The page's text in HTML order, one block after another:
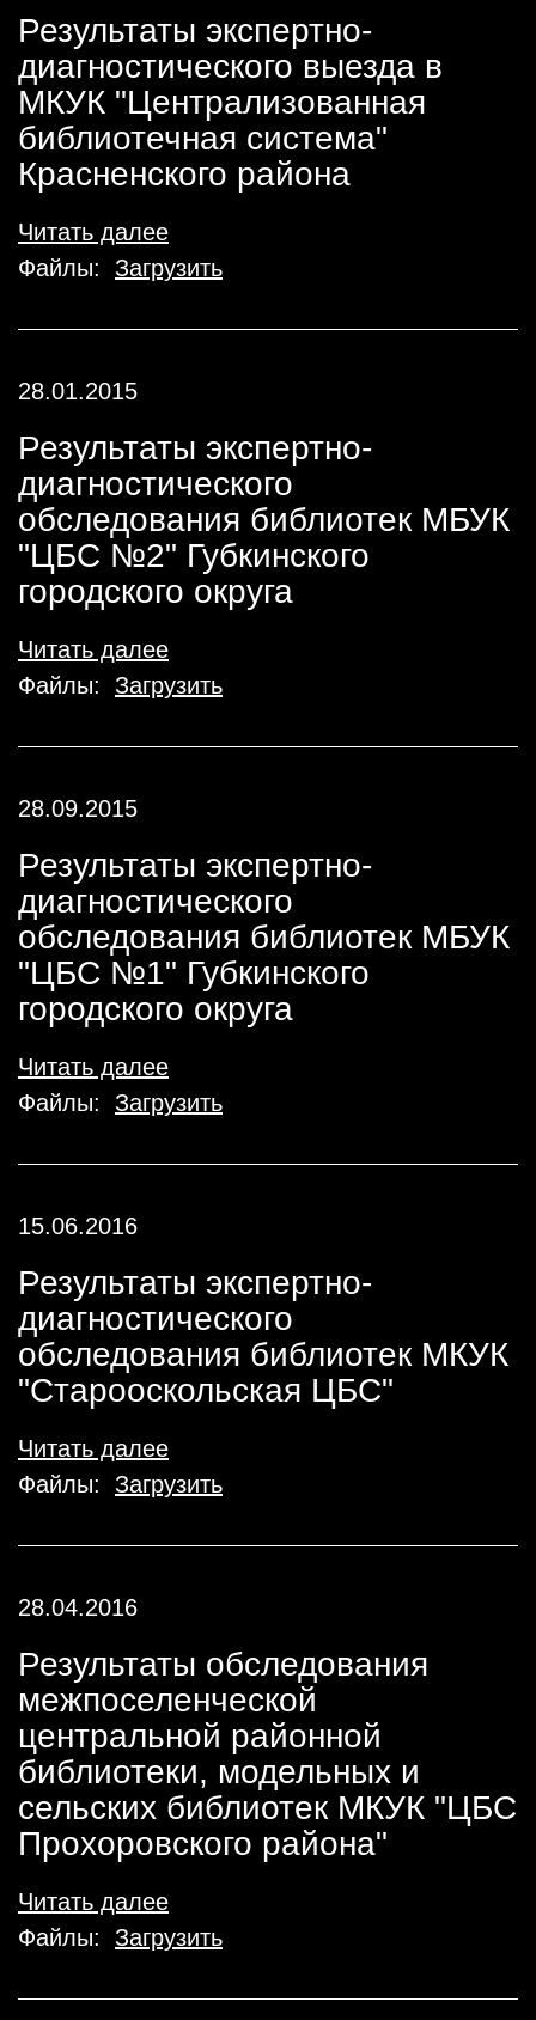
Результаты экспертно-
диагностического выезда в
МКУК "Централизованная
библиотечная система"
Красненского района
Читать далее
Файлы: Загрузить
28.01.2015
Результаты экспертно-
диагностического
обследования библиотек МБУК
"ЦБС №2" Губкинского
городского округа
Читать далее
Файлы: Загрузить
28.09.2015
Результаты экспертно-
диагностического
обследования библиотек МБУК
"ЦБС №1" Губкинского
городского округа
Читать далее
Файлы: Загрузить
15.06.2016
Результаты экспертно-
диагностического
обследования библиотек МКУК
"Старооскольская ЦБС"
Читать далее
Файлы: Загрузить
28.04.2016
Результаты обследования
межпоселенческой
центральной районной
библиотеки, модельных и
сельских библиотек МКУК "ЦБС
Прохоровского района"
Читать далее
Файлы: Загрузить